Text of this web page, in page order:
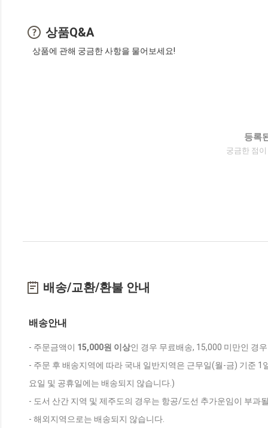
상품Q&A
상품에 관해 궁금한 사항을 물어보세요!
등록
궁금한 점
배송/교환/환불 안내
배송안내
- 주문금액이 15,000원 이상인 경우 무료배송, 15,000 미만인 경
- 주문 후 배송지역에 따라 국내 일반지역은 근무일(월-금) 기준
요일 및 공휴일에는 배송되지 않습니다.)
- 도서 산간 지역 및 제주도의 경우는 항공/도선 추가운임이 부과
- 해외지역으로는 배송되지 않습니다.